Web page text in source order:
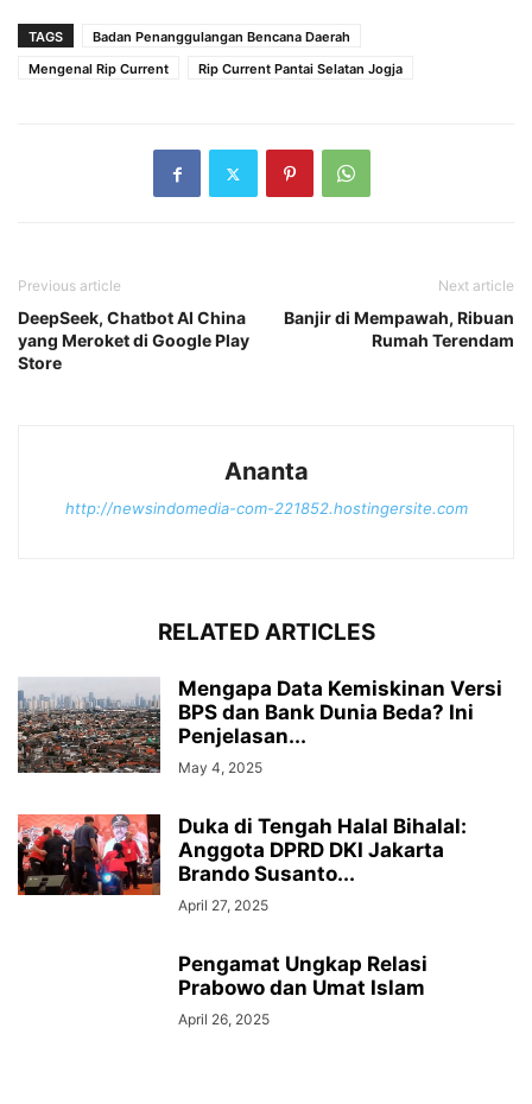
TAGS
Badan Penanggulangan Bencana Daerah
Mengenal Rip Current
Rip Current Pantai Selatan Jogja
Previous article
DeepSeek, Chatbot AI China
yang Meroket di Google Play
Store
Next article
Banjir di Mempawah, Ribuan
Rumah Terendam
Ananta
http://newsindomedia-com-221852.hostingersite.com
RELATED ARTICLES
Mengapa Data Kemiskinan Versi
BPS dan Bank Dunia Beda? Ini
Penjelasan...
May 4, 2025
Duka di Tengah Halal Bihalal:
Anggota DPRD DKI Jakarta
Brando Susanto...
April 27, 2025
Pengamat Ungkap Relasi
Prabowo dan Umat Islam
April 26, 2025